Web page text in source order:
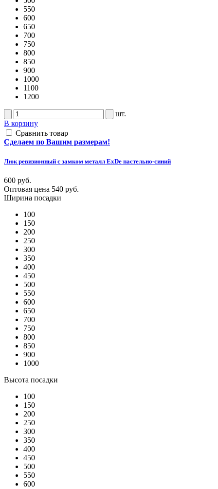
550
600
650
700
750
800
850
900
1000
1100
1200
шт.
В корзину
Сравнить товар
Сделаем по Вашим размерам!
Люк ревизионный с замком металл ExDe пастельно-синий
600 руб.
Оптовая цена 540 руб.
Ширина посадки
100
150
200
250
300
350
400
450
500
550
600
650
700
750
800
850
900
1000
Высота посадки
100
150
200
250
300
350
400
450
500
550
600